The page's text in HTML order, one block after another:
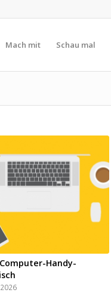
Mach mit Schau mal
Handy-